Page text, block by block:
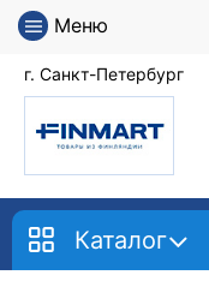
Меню
г. Санкт-Петербург
Каталог